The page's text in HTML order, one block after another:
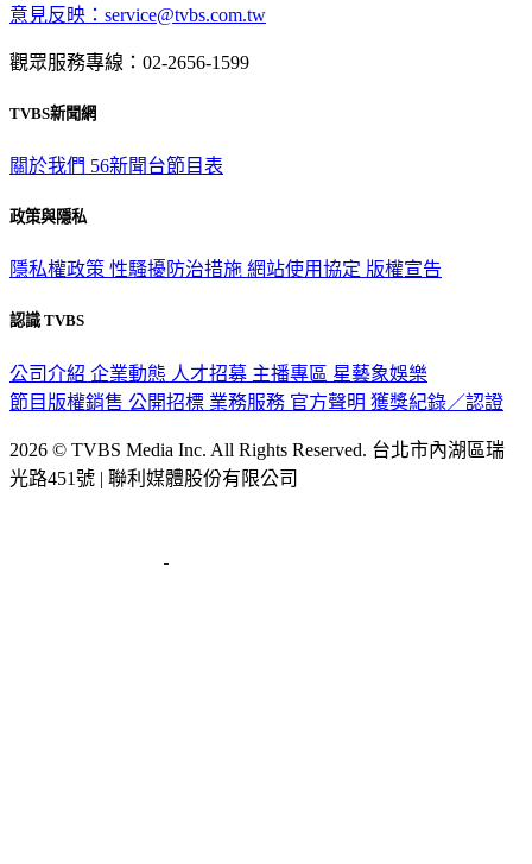
意見反映：service@tvbs.com.tw
觀眾服務專線：02-2656-1599
TVBS新聞網
關於我們 56新聞台節目表
政策與隱私
隱私權政策 性騷擾防治措施 網站使用協定 版權宣告
認識 TVBS
公司介紹 企業動態 人才招募 主播專區 星藝象娛樂
節目版權銷售 公開招標 業務服務 官方聲明 獲獎紀錄／認證
2026 © TVBS Media Inc. All Rights Reserved. 台北市內湖區瑞
光路451號 | 聯利媒體股份有限公司